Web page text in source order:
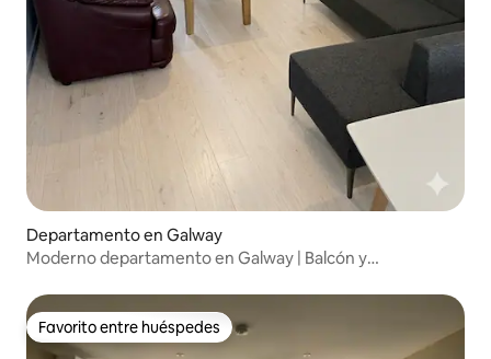
Departamento en Galway
Moderno departamento en Galway | Balcón y
Favorito entre huéspedes
Favorito entre huéspedes